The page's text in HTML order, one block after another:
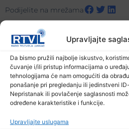
Upravljajte
Da bismo pružili najbolje iskustvo,
čuvanje i/ili pristup informacijama o
tehnologijama će nam omogućiti da
ponašanje pri pregledanju ili jedinstveni
Nepristanak ili povlačenje saglasnosti
određene karakteristike i funkcije.
Upravljajte uslugama
Podijelite na mrežama
Ostale